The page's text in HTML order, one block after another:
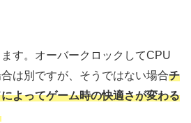
す。オーバークロックしてCPU
は別ですが、そうではない場合チ
よってゲーム時の快適さが変わる